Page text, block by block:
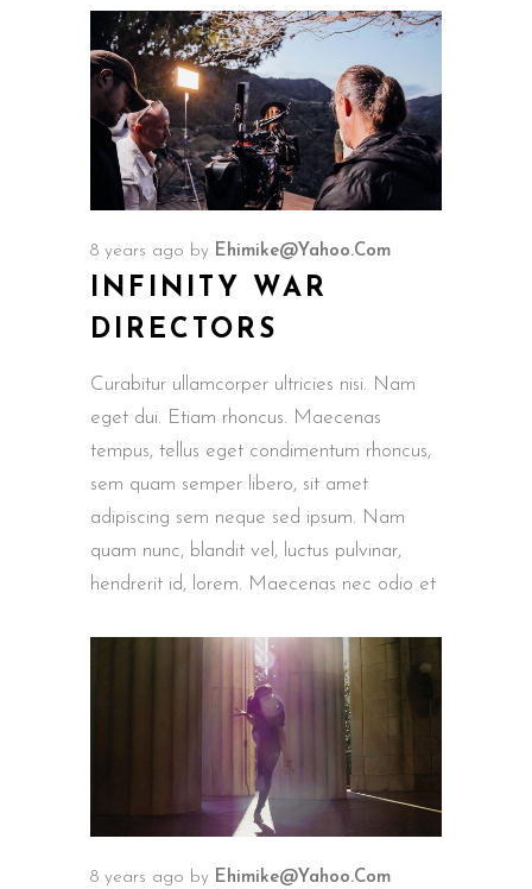
8 years ago by Ehimike@yahoo.com
INFINITY WAR
DIRECTORS
Curabitur ullamcorper ultricies nisi. Nam
eget dui. Etiam rhoncus. Maecenas
tempus, tellus eget condimentum rhoncus,
sem quam semper libero, sit amet
adipiscing sem neque sed ipsum. Nam
quam nunc, blandit vel, luctus pulvinar,
hendrerit id, lorem. Maecenas nec odio et
8 years ago by Ehimike@yahoo.com